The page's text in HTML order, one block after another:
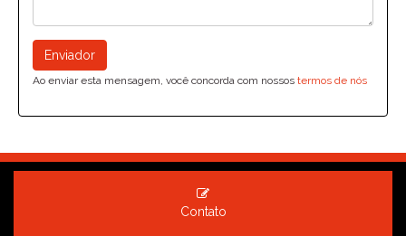
Ao enviar esta mensagem, você concorda com nossos termos de nós
Contato